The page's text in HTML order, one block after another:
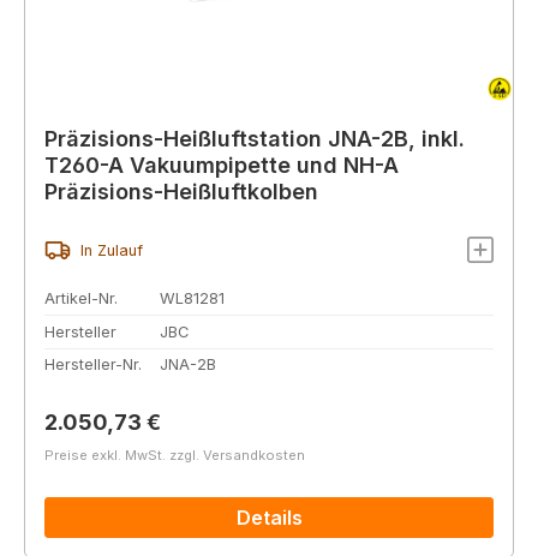
Präzisions-Heißluftstation JNA-2B, inkl.
T260-A Vakuumpipette und NH-A
Präzisions-Heißluftkolben
In Zulauf
Artikel-Nr.
WL81281
Hersteller
JBC
Hersteller-Nr.
JNA-2B
Regulärer Preis:
2.050,73 €
Preise exkl. MwSt. zzgl. Versandkosten
Details